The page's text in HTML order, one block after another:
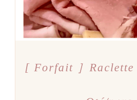
[ Forfait ］Raclette